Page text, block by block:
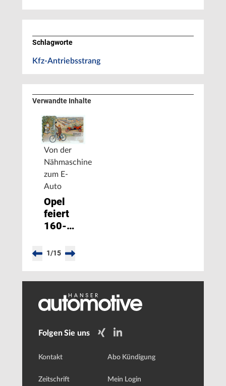
Schlagworte
Kfz-Antriebsstrang
Verwandte Inhalte
Von der
Nähmaschine
zum E-
Auto
Opel
feiert
160-
Jubiläum
1/15
Folgen Sie uns
Kontakt
Zeitschrift
Abo Kündigung
Mein Login